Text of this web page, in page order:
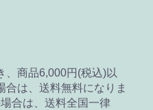
、商品6,000円(税込)以
合は、送料無料になりま
合は、送料全国一律